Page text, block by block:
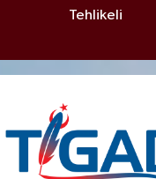
Tehlikeli